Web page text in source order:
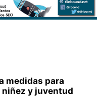
medidas para
niñez y juventud